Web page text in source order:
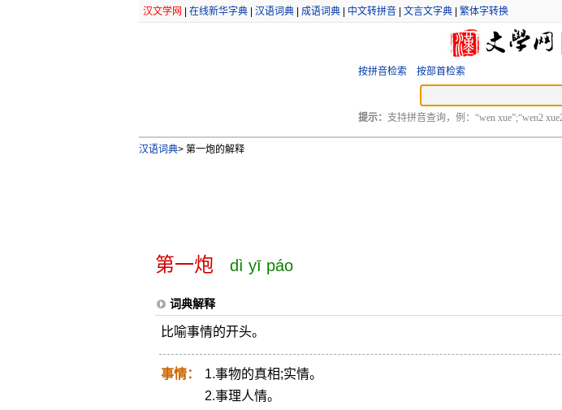
汉文学网 在线新华字典| 汉语词典| 成语词典| 中文转拼音| 文言文字典| 繁体字转换
按拼音检索 按部首检索
提示： 支持拼音查询，例：“wen xue”;“wen2
汉语词典>第一炮的解释
第一炮 dì yī páo
词典解释
比喻事情的开头。
事情：
1.事物的真相;实情。
2.事理人情。